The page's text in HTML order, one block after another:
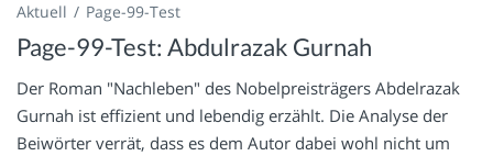
Aktuell Page-99-Test
Page-99-Test: Abdulrazak Gurnah
Der Roman "Nachleben" des Nobelpreisträgers Abdelrazak
Gurnah ist effizient und lebendig erzählt. Die Analyse der
Beiwörter verrät, dass es dem Autor dabei wohl nicht um